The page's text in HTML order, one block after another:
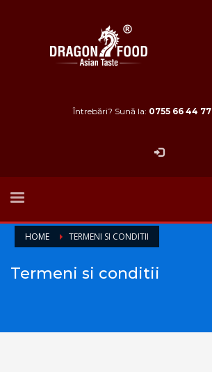
Întrebări? Sună la: 0755 66 44 77
HOME TERMENI SI CONDITII
Termeni si conditii